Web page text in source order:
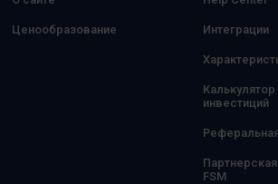
Ценообразование Интеграции
инвестиций
FSM